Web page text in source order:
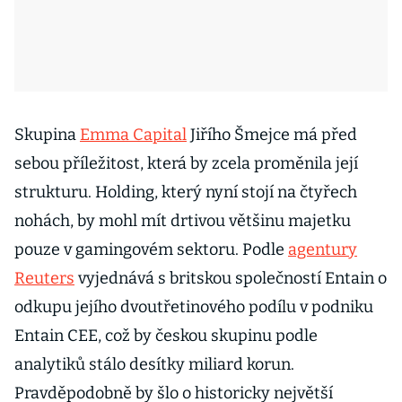
Skupina Emma CapitalJiřího Šmejce má před
sebou příležitost, která by zcela proměnila její
strukturu. Holding, který nyní stojí na čtyřech
nohách, by mohl mít drtivou většinu majetku
pouze v gamingovém sektoru. Podle agentury
Reuters vyjednává s britskou společností Entain o
odkupu jejího dvoutřetinového podílu v podniku
Entain CEE, což by českou skupinu podle
analytiků stálo desítky miliard korun.
Pravděpodobně by šlo o historicky největší